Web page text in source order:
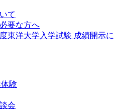
て
要な方へ
度東洋大学入学試験 成績開示に
験
会